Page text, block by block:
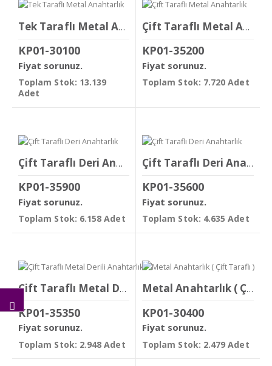
Tek Taraflı Metal Anahtarlık
KP01-30100
Fiyat sorunuz.
Toplam Stok: 13.139
Adet
Çift Taraflı Metal Anahtarlık
KP01-35200
Fiyat sorunuz.
Toplam Stok: 7.720 Adet
Çift Taraflı Deri Anahtarlık
KP01-35900
Fiyat sorunuz.
Toplam Stok: 6.158 Adet
Çift Taraflı Deri Anahtarlık
KP01-35600
Fiyat sorunuz.
Toplam Stok: 4.635 Adet
Çift Taraflı Metal Derili Anahtarlık
KP01-35350
Fiyat sorunuz.
Toplam Stok: 2.948 Adet
Metal Anahtarlık ( Çift Taraflı )
KP01-30400
Fiyat sorunuz.
Toplam Stok: 2.479 Adet